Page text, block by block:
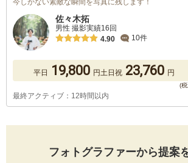
今しかない素敵な瞬間を写真に残します！
佐々木拓
男性 撮影実績16回
4.90
10件
平日 19,800 円土日祝 23,760 円
最終アクティブ：12時間以内
フォトグラファーから提案